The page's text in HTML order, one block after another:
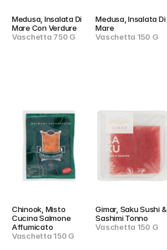
Medusa, Insalata Di
Mare Con Verdure
Vaschetta 750 G
Medusa, Insalata Di
Mare
Vaschetta 150 G
Chinook, Misto
Cucina Salmone
Affumicato
Vaschetta 150 G
Gimar, Saku Sushi &
Sashimi Tonno
Vaschetta 150 G